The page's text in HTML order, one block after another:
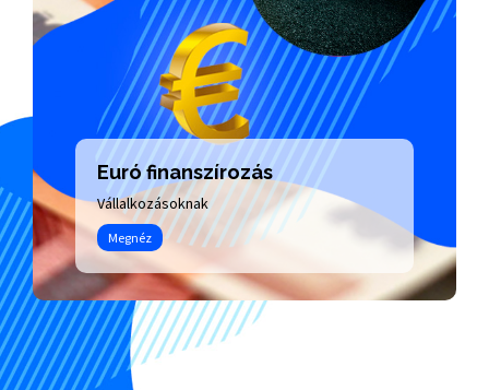
Euró finanszírozás
Vállalkozásoknak
Megnéz